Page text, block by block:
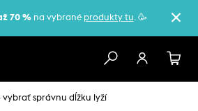
70 %na vybrané produkty tu. 🥳
vybrať správnu dĺžku lyží